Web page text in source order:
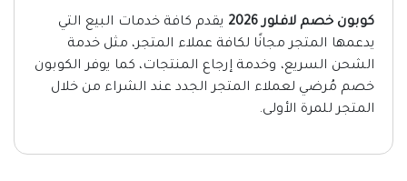
كوبون خصم لافلور 2026
يقدم كافة خدمات البيع التي
يدعمها المتجر مجانًا لكافة عملاء المتجر، مثل خدمة
الشحن السريع، وخدمة إرجاع المنتجات، كما يوفر الكوبون
خصم مُرضي لعملاء المتجر الجدد عند الشراء من خلال
المتجر للمرة الأولى.